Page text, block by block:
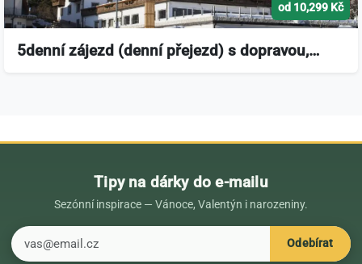
od 10,299 Kč
5denní zájezd (denní přejezd) s dopravou,…
Tipy na dárky do e-mailu
Sezónní inspirace — Vánoce, Valentýn i narozeniny.
Odebírat